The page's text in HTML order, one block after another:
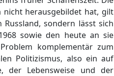
nicht herausgebildet hat, gilt
sondern lässt sich
sowie den heute an sie
komplementär zum
Politizismus, also ein auf
der Lebensweise und der